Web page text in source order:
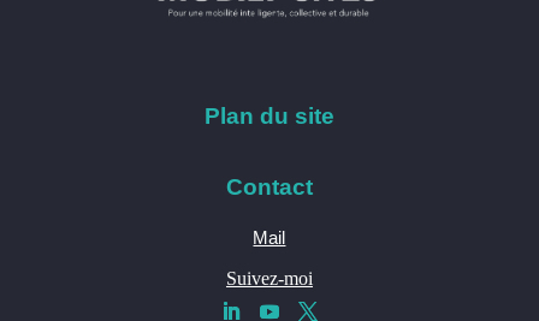
Plan du site
Contact
Mail
Suivez-moi